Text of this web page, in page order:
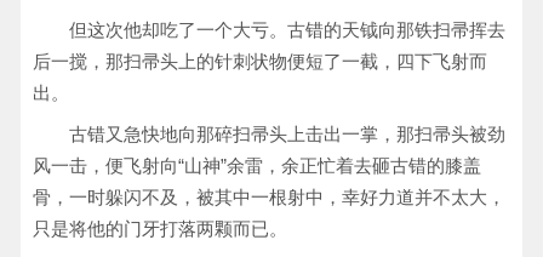
但这次他却吃了一个大亏。古错的天钺向那铁扫帚挥去
后一搅，那扫帚头上的针刺状物便短了一截，四下飞射而
出。
古错又急快地向那碎扫帚头上击出一掌，那扫帚头被劲
风一击，便飞射向“山神”余雷，余正忙着去砸古错的膝盖
骨，一时躲闪不及，被其中一根射中，幸好力道并不太大，
只是将他的门牙打落两颗而已。